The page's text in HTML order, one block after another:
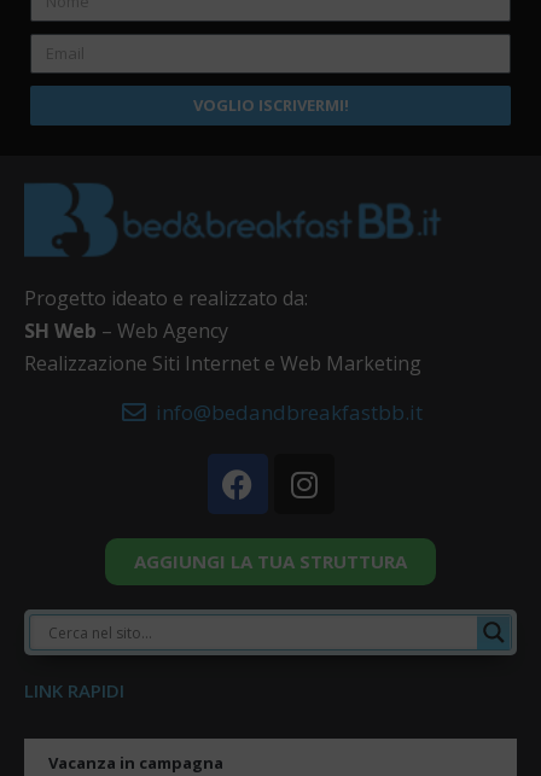
VOGLIO ISCRIVERMI!
Progetto ideato e realizzato da:
SH Web – Web Agency
Realizzazione Siti Internet e Web Marketing
info@bedandbreakfastbb.it
AGGIUNGI LA TUA STRUTTURA
LINK RAPIDI
Vacanza in campagna